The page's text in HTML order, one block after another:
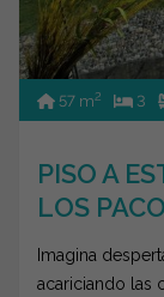
57 m2 3
PISO A
LOS
Imagina
acariciando las